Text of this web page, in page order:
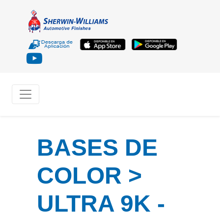
BASES DE
COLOR >
ULTRA 9K -